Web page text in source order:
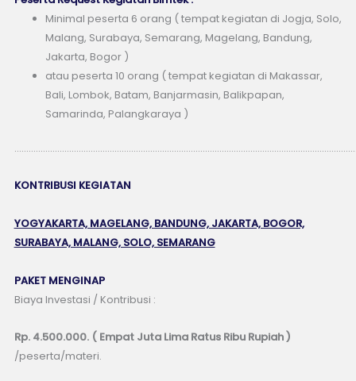
Minimal peserta 6 orang ( tempat kegiatan di Jogja, Solo,
Malang, Surabaya, Semarang, Magelang, Bandung,
Jakarta, Bogor )
atau peserta 10 orang ( tempat kegiatan di Makassar,
Bali, Lombok, Batam, Banjarmasin, Balikpapan,
Samarinda, Palangkaraya )
KONTRIBUSI KEGIATAN
YOGYAKARTA, MAGELANG, BANDUNG, JAKARTA, BOGOR,
SURABAYA, MALANG, SOLO, SEMARANG
PAKET MENGINAP
Biaya Investasi / Kontribusi :
Rp. 4.500.000. ( Empat Juta Lima Ratus Ribu Rupiah )
/peserta/materi.